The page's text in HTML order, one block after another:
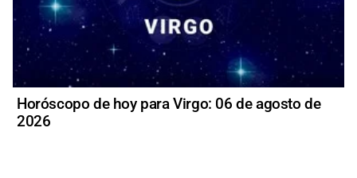
Horóscopo de hoy para Virgo: 06 de agosto de
2026